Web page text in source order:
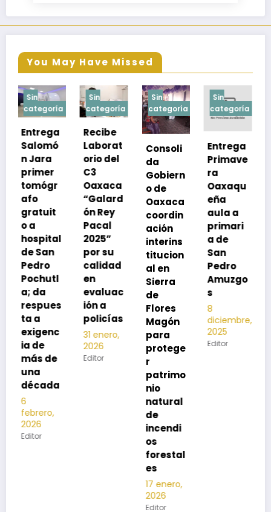
You May Have Missed
Sin
categoría
Recibe
Laborat
orio del
C3
Oaxaca
“Galard
ón Rey
Pacal
2025”
por su
calidad
en
evaluac
ión a
policías
31 enero,
2026
Editor
Sin
categoría
Consoli
da
Gobiern
o de
Oaxaca
coordin
ación
interins
titucion
al en
Sierra
de
Flores
Magón
para
protege
r
Sin
categoría
Entrega
Primave
ra
Oaxaqu
eña
aula a
primari
a de
San
Pedro
Amuzgo
s
8
diciembre,
2025
Editor
Sin
categoría
Exhorta
SSO a
vacuna
rse de
neumoc
oco
para
preveni
r la
neumon
ía
13
noviembre,
2025
Editor